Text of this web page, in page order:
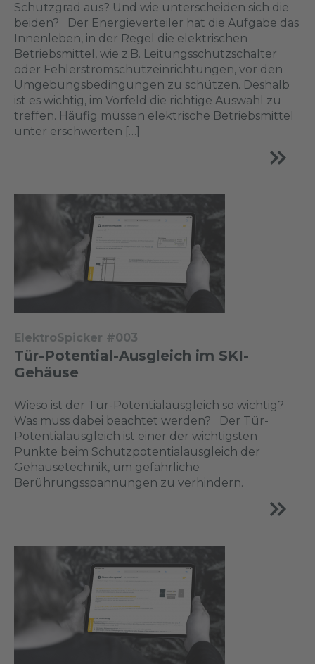
Schutzgrad aus? Und wie unterscheiden sich die
beiden? Der Energieverteiler hat die Aufgabe das
Innenleben, in der Regel die elektrischen
Betriebsmittel, wie z.B. Leitungsschutzschalter
oder Fehlerstromschutzeinrichtungen, vor den
Umgebungsbedingungen zu schützen. Deshalb
ist es wichtig, im Vorfeld die richtige Auswahl zu
treffen. Häufig müssen elektrische Betriebsmittel
unter erschwerten […]
ElektroSpicker #003
Tür-Potential-Ausgleich im SKI-
Gehäuse
Wieso ist der Tür-Potentialausgleich so wichtig?
Was muss dabei beachtet werden? Der Tür-
Potentialausgleich ist einer der wichtigsten
Punkte beim Schutzpotentialausgleich der
Gehäusetechnik, um gefährliche
Berührungsspannungen zu verhindern.